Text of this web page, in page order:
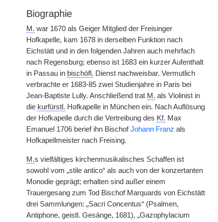
Biographie
M. war 1670 als Geiger Mitglied der Freisinger
Hofkapelle, kam 1678 in derselben Funktion nach
Eichstätt und in den folgenden Jahren auch mehrfach
nach Regensburg; ebenso ist 1683 ein kurzer Aufenthalt
in Passau in bischöfl. Dienst nachweisbar. Vermutlich
verbrachte er 1683-85 zwei Studienjahre in Paris bei
Jean-Baptiste Lully. Anschließend trat M. als Violinist in
die kurfürstl. Hofkapelle in München ein. Nach Auflösung
der Hofkapelle durch die Vertreibung des Kf. Max
Emanuel 1706 berief ihn BischofJohann Franz als
Hofkapellmeister nach Freising.
M.s vielfältiges kirchenmusikalisches Schaffen ist
sowohl vom „stile antico“ als auch von der konzertanten
Monodie geprägt; erhalten sind außer einem
Trauergesang zum Tod Bischof Marquards von Eichstätt
drei Sammlungen: „Sacri Concentus“ (Psalmen,
Antiphone, geistl. Gesänge, 1681), „Gazophylacium